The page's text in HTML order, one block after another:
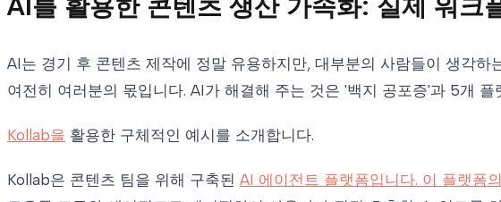
AI를 활용한 콘텐츠 생산 가속화: 실제 워크
AI는 경기 후 콘텐츠 제작에 정말 유용하지만, 대부분의 사람들이 생각
여전히 여러분의 몫입니다. AI가 해결해 주는 것은 '백지 공포증'과 5개
Kollab을 활용한 구체적인 예시를 소개합니다.
Kollab은 콘텐츠 팀을 위해 구축된 AI 에이전트 플랫폼입니다. 이 플랫폼의